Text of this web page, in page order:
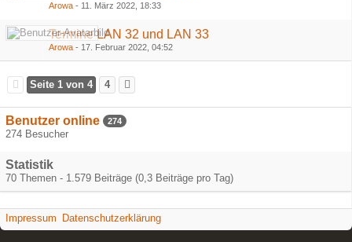
Arowa - 11. März 2022, 18:33
Termine LAN 32 und LAN 33
Arowa - 17. Februar 2022, 04:52
Seite 1 von 4 4
Benutzer online 274
274 Besucher
Statistik
70 Themen - 1.579 Beiträge (0,3 Beiträge pro Tag)
Impressum Datenschutzerklärung